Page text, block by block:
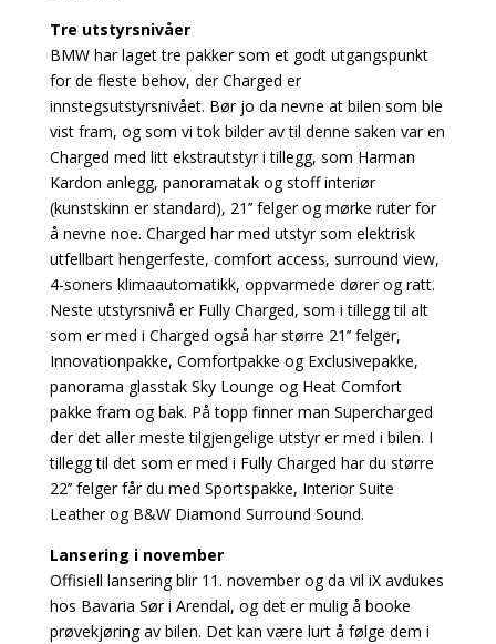
Tre utstyrsnivåer
BMW har laget tre pakker som et godt utgangspunkt
for de fleste behov, der Charged er
innstegsutstyrsnivået. Bør jo da nevne at bilen som ble
vist fram, og som vi tok bilder av til denne saken var en
Charged med litt ekstrautstyr i tillegg, som Harman
Kardon anlegg, panoramatak og stoff interiør
(kunstskinn er standard), 21’’ felger og mørke ruter for
å nevne noe. Charged har med utstyr som elektrisk
utfellbart hengerfeste, comfort access, surround view,
4-soners klimaautomatikk, oppvarmede dører og ratt.
Neste utstyrsnivå er Fully Charged, som i tillegg til alt
som er med i Charged også har større 21’’ felger,
Innovationpakke, Comfortpakke og Exclusivepakke,
panorama glasstak Sky Lounge og Heat Comfort
pakke fram og bak. På topp finner man Supercharged
der det aller meste tilgjengelige utstyr er med i bilen. I
tillegg til det som er med i Fully Charged har du større
22’’ felger får du med Sportspakke, Interior Suite
Leather og B&W Diamond Surround Sound.
Lansering i november
Offisiell lansering blir 11. november og da vil iX avdukes
hos Bavaria Sør i Arendal, og det er mulig å booke
prøvekjøring av bilen. Det kan være lurt å følge dem i